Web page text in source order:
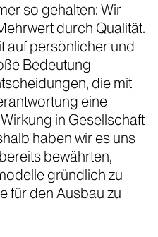
so gehalten: Wir
durch Qualität.
auf persönlicher und
Bedeutung
die mit
eine
in Gesellschaft
haben wir es uns
bewährten,
gründlich zu
für den Ausbau zu